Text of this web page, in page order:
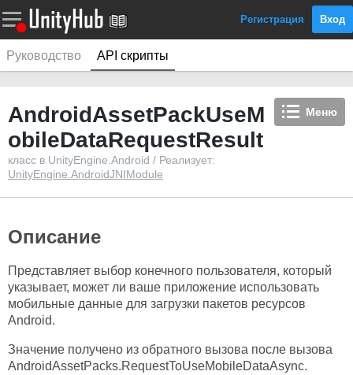
Регистрация Вход
Руководство API скрипты
Меню
AndroidAssetPackUseM
obileDataRequestResult
класс в UnityEngine.Android / Реализует:
UnityEngine.AndroidJNIModule
Описание
Представляет выбор конечного пользователя, который
указывает, может ли ваше приложение использовать
мобильные данные для загрузки пакетов ресурсов
Android.
Значение получено из обратного вызова после вызова
AndroidAssetPacks.RequestToUseMobileDataAsync.